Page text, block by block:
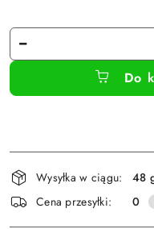
Ilość
Do
Dostępność
i
dostawa
Wysyłka w ciągu:
48
Cena przesyłki:
0